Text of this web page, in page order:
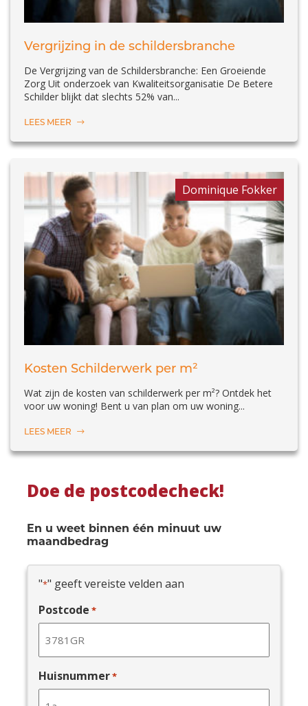
Vergrijzing in de schildersbranche
De Vergrijzing van de Schildersbranche: Een Groeiende
Zorg Uit onderzoek van Kwaliteitsorganisatie De Betere
Schilder blijkt dat slechts 52% van...
LEES MEER
Dominique Fokker
Kosten Schilderwerk per m²
Wat zijn de kosten van schilderwerk per m²? Ontdek het
voor uw woning! Bent u van plan om uw woning...
LEES MEER
Doe de postcodecheck!
En u weet binnen één minuut uw
maandbedrag
"*" geeft vereiste velden aan
Postcode *
Huisnummer*